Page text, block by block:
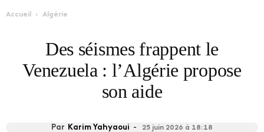
Accueil Algérie
Des séismes frappent le
Venezuela : l’Algérie propose
son aide
Par Karim Yahyaoui - 25 juin 2026 à 18:18